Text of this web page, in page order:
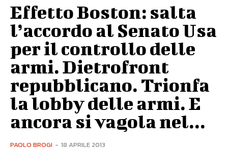
Effetto Boston: salta
l’accordo al Senato Usa
per il controllo delle
armi. Dietrofront
repubblicano. Trionfa
la lobby delle armi. E
ancora si vagola nel...
PAOLO BROGI - 18 APRILE 2013